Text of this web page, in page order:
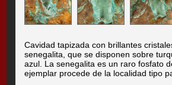
Cavidad tapizada con brillantes
senegalita, que se disponen sobre
azul. La senegalita es un raro fosfato
ejemplar procede de la localidad tipo